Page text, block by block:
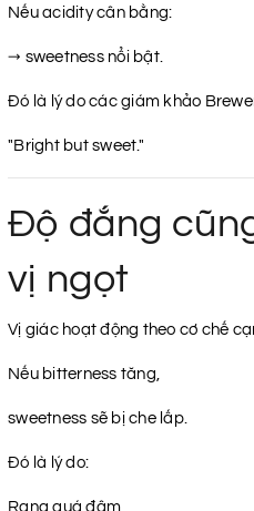
Nếu acidity cân bằng:
→ sweetness nổi bật.
Đó là lý do các giám khảo
"Bright but sweet."
Độ đắng
vị ngọt
Vị giác hoạt động theo cơ chế
Nếu bitterness tăng,
sweetness sẽ bị che lấp.
Đó là lý do:
Rang quá đậm